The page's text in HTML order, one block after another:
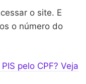
o site. E
o número do
pelo CPF? Veja